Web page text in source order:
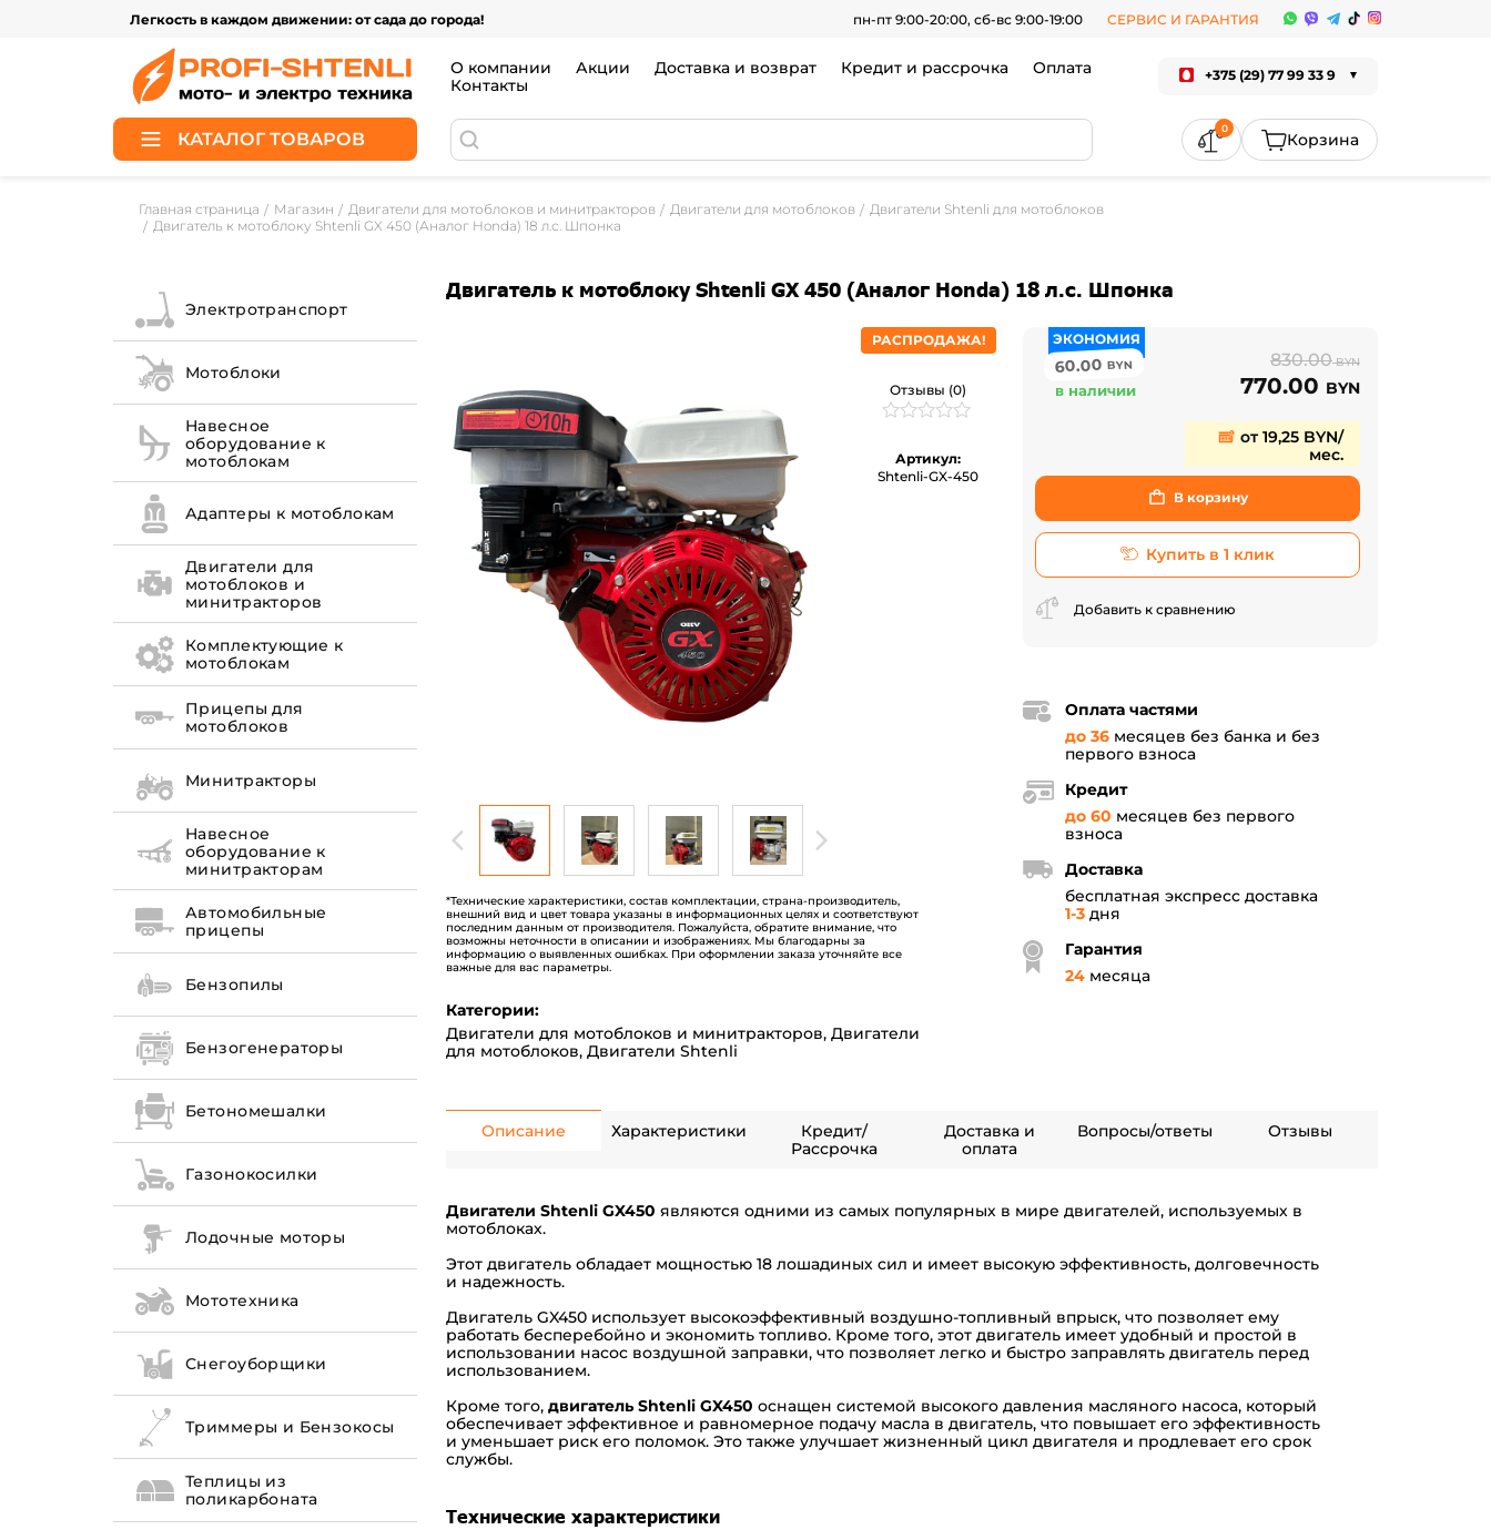
Легкость в каждом движении: от сада до города! пн-пт 9:00-20:00, сб-вс 9:00-19:00 СЕРВИС И ГАРАНТИЯ
О компании Акции Доставка и возврат Кредит и рассрочка
Оплата
Контакты
+375 (29) 77 99 33 9
КАТАЛОГ ТОВАРОВ
0
Главная страница Магазин Двигатели для мотоблоков и минитракторов Двигатели для мотоблоков
Двигатели Shtenli для мотоблоков
Двигатель к мотоблоку Shtenli GX 450 (Аналог Honda) 18 л.с. Шпонка
Электротранспорт
Мотоблоки
Навесное
оборудование к
мотоблокам
Адаптеры к мотоблокам
Двигатели для
мотоблоков и
минитракторов
Комплектующие к
мотоблокам
Прицепы для
мотоблоков
Минитракторы
Навесное
оборудование к
минитракторам
Автомобильные
прицепы
Бензопилы
Бензогенераторы
Бетономешалки
Газонокосилки
Лодочные моторы
Мототехника
Снегоуборщики
Триммеры и Бензокосы
Теплицы из
поликарбоната
Двигатель к мотоблоку Shtenli GX 450 (Аналог Honda) 18 л.с. Шпонка
РАСПРОДАЖА!
Отзывы (0)
из
5
Артикул:
Shtenli-GX-450
*Технические характеристики, состав комплектации, страна-производитель,
внешний вид и цвет товара указаны в информационных целях и соответствуют
последним данным от производителя. Пожалуйста, обратите внимание, что
возможны неточности в описании и изображениях. Мы благодарны за
информацию о выявленных ошибках. При оформлении заказа уточняйте все
важные для вас параметры.
Категории:
Двигатели для мотоблоков и минитракторов, Двигатели
для мотоблоков, Двигатели Shtenli
ЭКОНОМИЯ
60.00BYN
в наличии
830.00BYN
770.00 BYN
от 19,25 BYN/
мес.
В корзину
Купить в 1 клик
Добавить к сравнению
Оплата частями
до 36 месяцев без банка и без
первого взноса
Кредит
до 60 месяцев без первого
взноса
Доставка
бесплатная экспресс доставка
1-3 дня
Гарантия
24 месяца
Описание Характеристики
Кредит/
Рассрочка
Доставка и
оплата
Вопросы/ответы Отзывы
Двигатели Shtenli GX450 являются одними из самых популярных в мире двигателей, используемых в
мотоблоках.
Этот двигатель обладает мощностью 18 лошадиных сил и имеет высокую эффективность, долговечность
и надежность.
Двигатель GX450 использует высокоэффективный воздушно-топливный впрыск, что позволяет ему
работать бесперебойно и экономить топливо. Кроме того, этот двигатель имеет удобный и простой в
использовании насос воздушной заправки, что позволяет легко и быстро заправлять двигатель перед
использованием.
Кроме того, двигатель Shtenli GX450 оснащен системой высокого давления масляного насоса, который
обеспечивает эффективное и равномерное подачу масла в двигатель, что повышает его эффективность
и уменьшает риск его поломок. Это также улучшает жизненный цикл двигателя и продлевает его срок
службы.
Технические характеристики